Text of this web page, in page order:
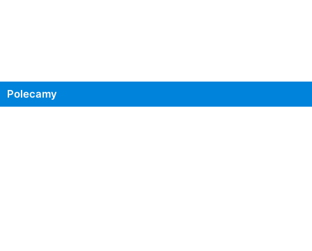
Polecamy